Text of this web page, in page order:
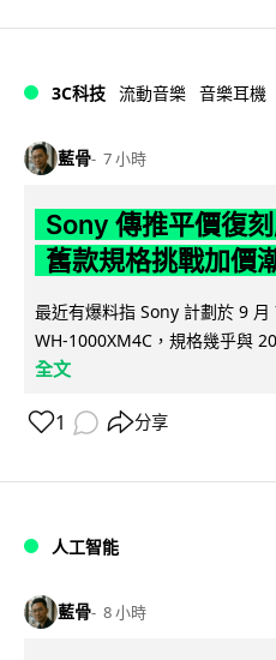
3C科技 流動音樂 音樂耳機
藍骨 7 小時
Sony 傳推平價復
舊款規格挑戰加價
最近有爆料指 Sony 計劃於 9
WH-1000XM4C，規格幾乎與
全文
1 分享
人工智能
藍骨 8 小時